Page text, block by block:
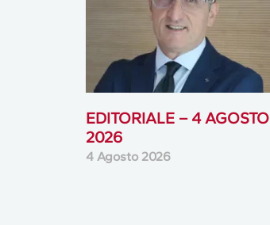
EDITORIALE – 4 AGOSTO
2026
4 Agosto 2026